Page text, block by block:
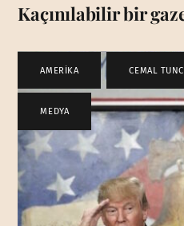
Kaçınılabilir bir
AMERİKA , CEMAL
MEDYA